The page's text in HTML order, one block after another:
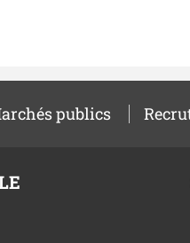
publics